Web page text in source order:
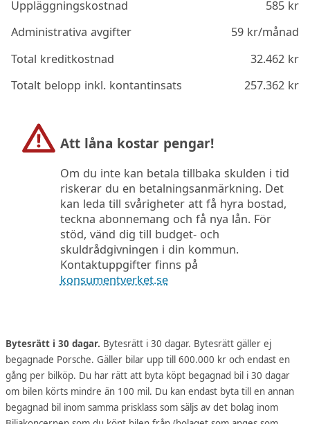
Uppläggningskostnad
585kr
Administrativa avgifter
59kr/månad
Total kreditkostnad
32.462kr
Totalt belopp inkl. kontantinsats
257.362kr
Att låna kostar pengar!
Om du inte kan betala tillbaka skulden i tid
riskerar du en betalningsanmärkning. Det
kan leda till svårigheter att få hyra bostad,
teckna abonnemang och få nya lån. För
stöd, vänd dig till budget- och
skuldrådgivningen i din kommun.
Kontaktuppgifter finns på
konsumentverket.se
Bytesrätt i 30 dagar. Bytesrätt i 30 dagar. Bytesrätt gäller ej
begagnade Porsche. Gäller bilar upp till 600.000 kr och endast en
gång per bilköp. Du har rätt att byta köpt begagnad bil i 30 dagar
om bilen körts mindre än 100 mil. Du kan endast byta till en annan
begagnad bil inom samma prisklass som säljs av det bolag inom